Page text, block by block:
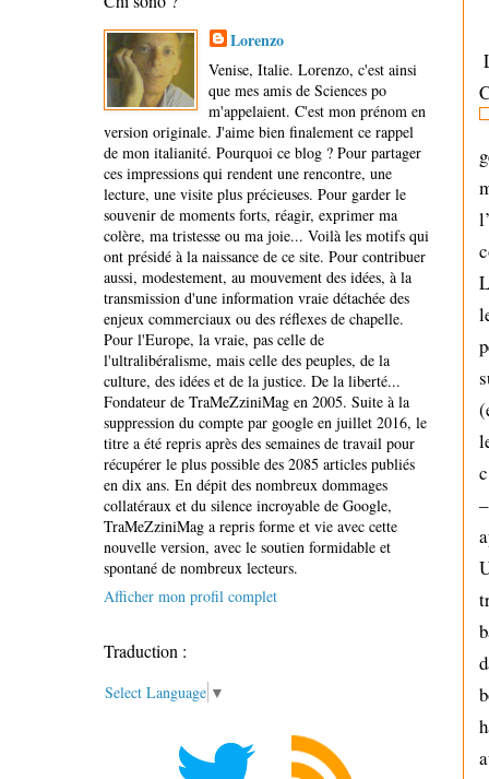
Lorenzo
Venise, Italie. Lorenzo, c'est ainsi
que mes amis de Sciences po
m'appelaient. C'est mon prénom en
version originale. J'aime bien finalement ce rappel
de mon italianité. Pourquoi ce blog ? Pour partager
ces impressions qui rendent une rencontre, une
lecture, une visite plus précieuses. Pour garder le
souvenir de moments forts, réagir, exprimer ma
colère, ma tristesse ou ma joie... Voilà les motifs qui
ont présidé à la naissance de ce site. Pour contribuer
aussi, modestement, au mouvement des idées, à la
transmission d'une information vraie détachée des
enjeux commerciaux ou des réflexes de chapelle.
Pour l'Europe, la vraie, pas celle de
l'ultralibéralisme, mais celle des peuples, de la
culture, des idées et de la justice. De la liberté...
Fondateur de TraMeZziniMag en 2005. Suite à la
suppression du compte par google en juillet 2016, le
titre a été repris après des semaines de travail pour
récupérer le plus possible des 2085 articles publiés
en dix ans. En dépit des nombreux dommages
collatéraux et du silence incroyable de Google,
TraMeZziniMag a repris forme et vie avec cette
nouvelle version, avec le soutien formidable et
spontané de nombreux lecteurs.
Afficher mon profil complet
Traduction :
Select Language ▼